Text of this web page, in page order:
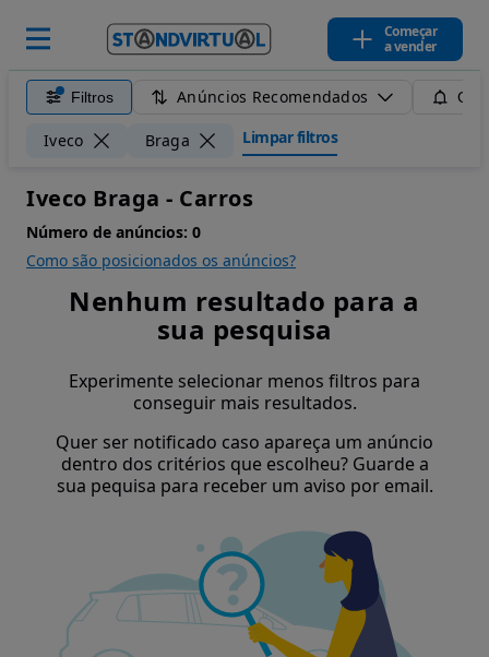
Começar
a vender
Filtros Anúncios Recomendados
Iveco Braga Limpar filtros
Iveco Braga - Carros
Número de anúncios: 0
Como são posicionados os anúncios?
Nenhum resultado para a
sua pesquisa
Experimente selecionar menos filtros para
conseguir mais resultados.
Quer ser notificado caso apareça um anúncio
dentro dos critérios que escolheu? Guarde a
sua pequisa para receber um aviso por email.